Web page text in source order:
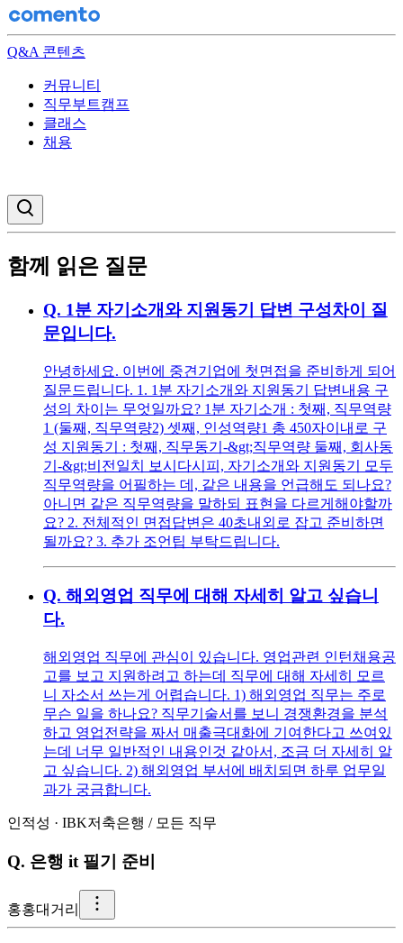
Q&A 콘텐츠
커뮤니티
직무부트캠프
클래스
채용
함께 읽은 질문
Q. 1분 자기소개와 지원동기 답변 구성차이 질
문입니다.
안녕하세요. 이번에 중견기업에 첫면접을 준비하게 되어
질문드립니다. 1. 1분 자기소개와 지원동기 답변내용 구
성의 차이는 무엇일까요? 1분 자기소개 : 첫째, 직무역량
1 (둘째, 직무역량2) 셋째, 인성역량1 총 450자이내로 구
성 지원동기 : 첫째, 직무동기-&gt;직무역량 둘째, 회사동
기-&gt;비전일치 보시다시피, 자기소개와 지원동기 모두
직무역량을 어필하는 데, 같은 내용을 언급해도 되나요?
아니면 같은 직무역량을 말하되 표현을 다르게해야할까
요? 2. 전체적인 면접답변은 40초내외로 잡고 준비하면
될까요? 3. 추가 조언팁 부탁드립니다.
Q. 해외영업 직무에 대해 자세히 알고 싶습니
다.
해외영업 직무에 관심이 있습니다. 영업관련 인턴채용공
고를 보고 지원하려고 하는데 직무에 대해 자세히 모르
니 자소서 쓰는게 어렵습니다. 1) 해외영업 직무는 주로
무슨 일을 하나요? 직무기술서를 보니 경쟁환경을 분석
하고 영업전략을 짜서 매출극대화에 기여한다고 쓰여있
는데 너무 일반적인 내용인것 같아서, 조금 더 자세히 알
고 싶습니다. 2) 해외영업 부서에 배치되면 하루 업무일
과가 궁금합니다.
인적성 · IBK저축은행 / 모든 직무
Q. 은행 it 필기 준비
홍홍대거리